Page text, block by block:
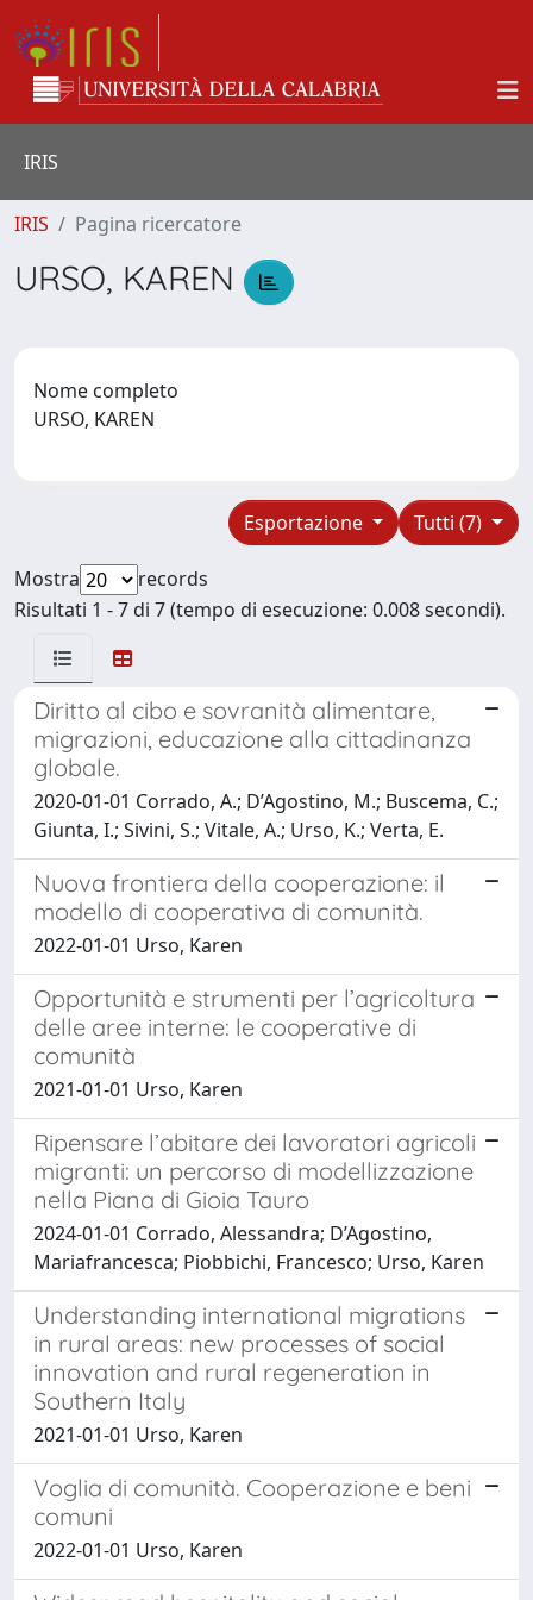
IRIS
IRIS Pagina ricercatore
URSO, KAREN
Nome completo
URSO, KAREN
Tutti (7)
Esportazione
Mostra
records
Risultati 1 - 7 di 7 (tempo di esecuzione: 0.008 secondi).
Diritto al cibo e sovranità alimentare,
migrazioni, educazione alla cittadinanza
globale.
2020-01-01 Corrado, A.; D’Agostino, M.; Buscema, C.;
Giunta, I.; Sivini, S.; Vitale, A.; Urso, K.; Verta, E.
Nuova frontiera della cooperazione: il
modello di cooperativa di comunità.
2022-01-01 Urso, Karen
Opportunità e strumenti per l’agricoltura
delle aree interne: le cooperative di
comunità
2021-01-01 Urso, Karen
Ripensare l’abitare dei lavoratori agricoli
migranti: un percorso di modellizzazione
nella Piana di Gioia Tauro
2024-01-01 Corrado, Alessandra; D’Agostino,
Mariafrancesca; Piobbichi, Francesco; Urso, Karen
Understanding international migrations
in rural areas: new processes of social
innovation and rural regeneration in
Southern Italy
2021-01-01 Urso, Karen
Voglia di comunità. Cooperazione e beni
comuni
2022-01-01 Urso, Karen